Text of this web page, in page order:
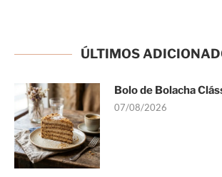
ÚLTIMOS
Bolo de Bolacha
07/08/2026